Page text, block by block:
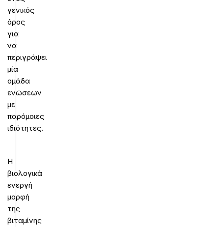
γενικός
όρος
για
να
περιγράψει
μία
ομάδα
ενώσεων
με
παρόμοιες
ιδιότητες.
Η
βιολογικά
ενεργή
μορφή
της
βιταμίνης